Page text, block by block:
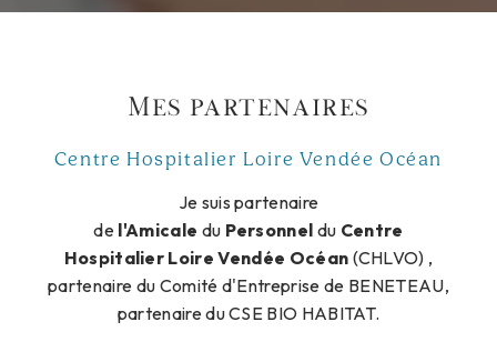
Mes partenaires
Centre Hospitalier Loire Vendée Océan
Je suis partenaire
de l'Amicale du Personnel du Centre
Hospitalier Loire Vendée Océan (CHLVO) ,
partenaire du Comité d'Entreprise de BENETEAU,
partenaire du CSE BIO HABITAT.